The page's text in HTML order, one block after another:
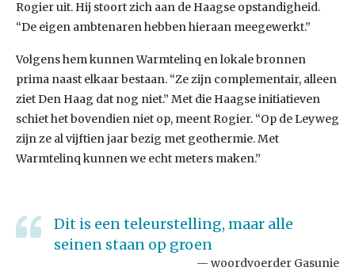
Rogier uit. Hij stoort zich aan de Haagse opstandigheid.
“De eigen ambtenaren hebben hieraan meegewerkt.”
Volgens hem kunnen Warmtelinq en lokale bronnen
prima naast elkaar bestaan. “Ze zijn complementair, alleen
ziet Den Haag dat nog niet.” Met die Haagse initiatieven
schiet het bovendien niet op, meent Rogier. “Op de Leyweg
zijn ze al vijftien jaar bezig met geothermie. Met
Warmtelinq kunnen we echt meters maken.”
Dit is een teleurstelling, maar alle
seinen staan op groen
woordvoerder Gasunie